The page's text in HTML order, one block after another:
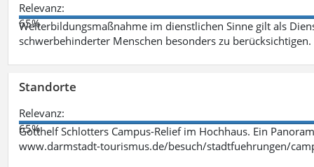
Relevanz:
65%
Weiterbildungsmaßnahme im dienstlichen Sinne gilt als
schwerbehinderter Menschen besonders zu berücksichtigen.
Standorte
Relevanz:
65%
Gotthelf Schlotters Campus-Relief im Hochhaus. Ein
www.darmstadt-tourismus.de/besuch/stadtfuehrungen/